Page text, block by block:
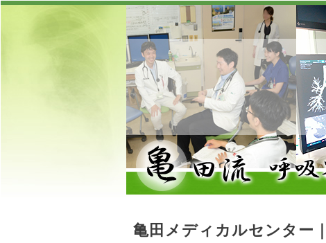
亀田メディカルセンター